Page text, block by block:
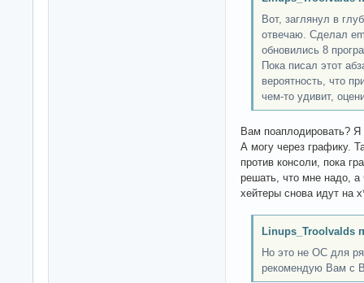
Вот, заглянул в
отвечаю. Сделал
обновились 8
Пока писал этот
вероятность, что
чем-то удивит,
Вам поаплодировать? Я
А могу через графику.
против консоли, пока
решать, что мне надо,
хейтеры снова идут на
Linups_Troolvalds
Но это не ОС для
рекомендую Вам с